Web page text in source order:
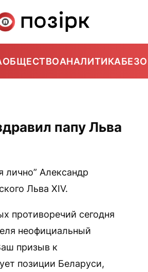
ОБЩЕСТВОАНАЛИТИКА
папу Льва
лично” Александр
Льва XIV.
противоречий сегодня
неофициальный
призыв к
позиции Беларуси,